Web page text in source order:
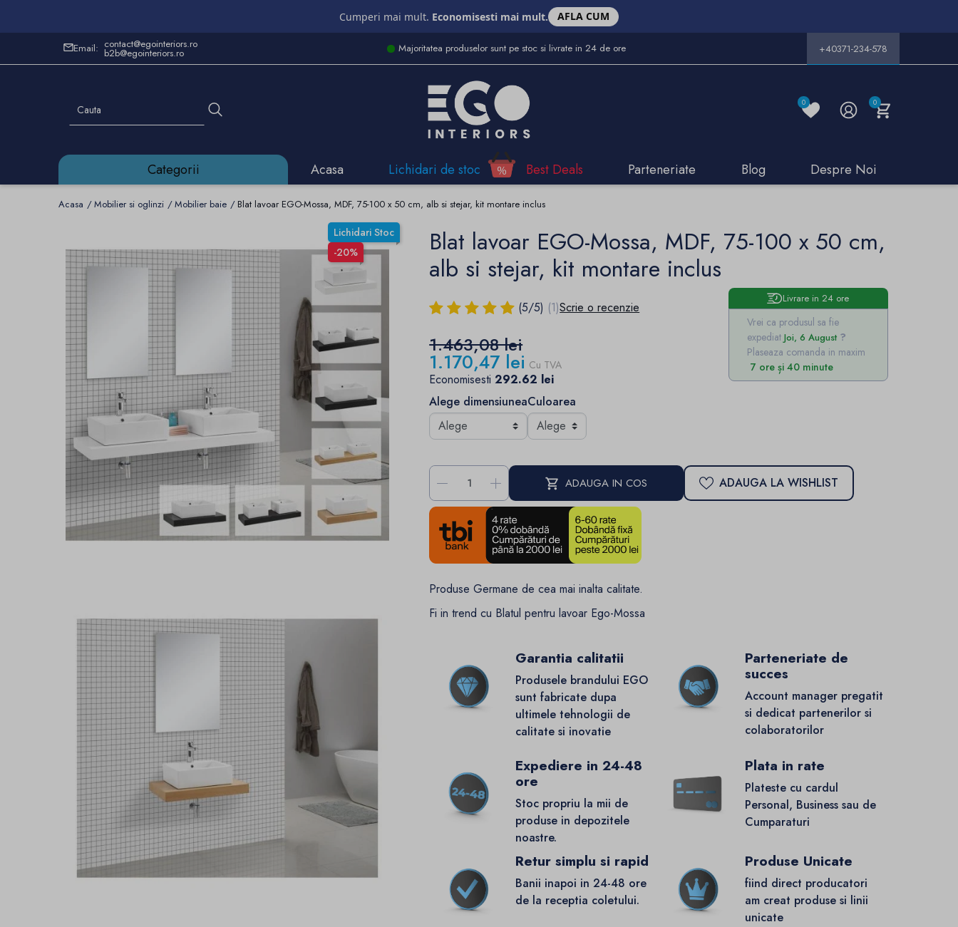
Cumperi mai mult. Economisesti mai mult. AFLA CUM
Email: contact@egointeriors.ro
b2b@egointeriors.ro Majoritatea produselor sunt pe stoc si livrate in 24 de ore +40371-234-578
0 0
Categorii Acasa Lichidari de stoc Best Deals Parteneriate Blog Despre Noi
Acasa Mobilier si oglinzi Mobilier baie Blat lavoar EGO-Mossa, MDF, 75-100 x 50 cm, alb si stejar, kit montare inclus
Lichidari Stoc
-20%
Blat lavoar EGO-Mossa, MDF, 75-100 x 50 cm,
alb si stejar, kit montare inclus
Livrare in 24 ore
Vrei ca produsul sa fie
expediat Joi, 6 August
Plaseaza comanda in maxim
7 ore și 40 minute
(5/5) (1)Scrie o recenzie
1.463,08 lei
1.170,47 lei Cu TVA
Economisesti 292.62 lei
Alege dimensiuneaCuloarea
- + ADAUGA IN COS ADAUGA LA WISHLIST
Produse Germane de cea mai inalta calitate.
Fi in trend cu Blatul pentru lavoar Ego-Mossa
Garantia calitatii
Produsele brandului EGO
sunt fabricate dupa
ultimele tehnologii de
calitate si inovatie
Parteneriate de
succes
Account manager pregatit
si dedicat partenerilor si
colaboratorilor
Expediere in 24-48
ore
Stoc propriu la mii de
produse in depozitele
noastre.
Plata in rate
Plateste cu cardul
Personal, Business sau de
Cumparaturi
Retur simplu si rapid
Banii inapoi in 24-48 ore
de la receptia coletului.
Produse Unicate
fiind direct producatori
am creat produse si linii
unicate